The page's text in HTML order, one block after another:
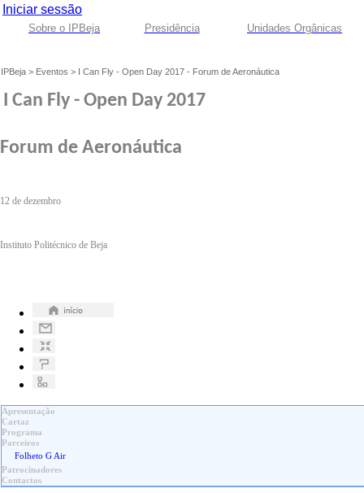
Iniciar sessão
Sobre o IPBeja Presidência Unidades Orgânicas
IPBeja > Eventos > I Can Fly - Open Day 2017 - Forum de Aeronáutica
I Can Fly - Open Day 2017
Forum de Aeronáutica
12 de dezembro
Instituto Politécnico de Beja
Apresentação
Cartaz
Programa
Parceiros
Folheto G Air
Patrocinadores
Contactos